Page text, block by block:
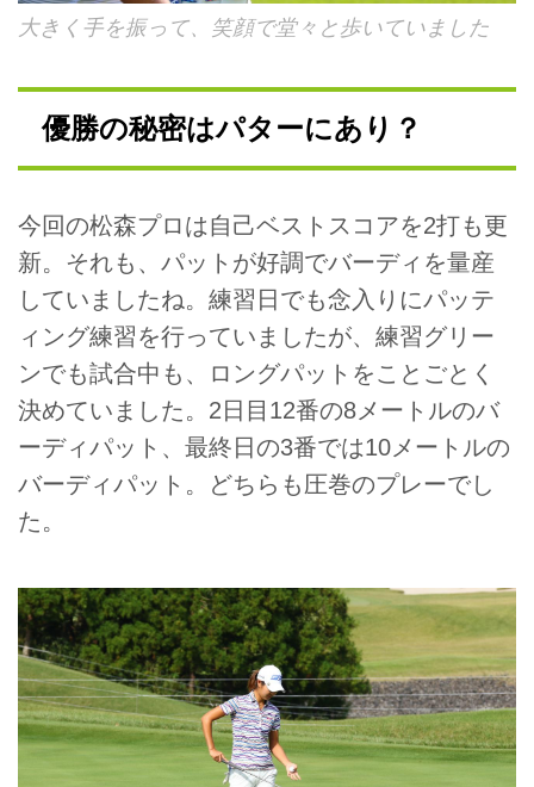
大きく手を振って、笑顔で堂々と歩いていました
優勝の秘密はパターにあり？
今回の松森プロは自己ベストスコアを2打も更
新。それも、パットが好調でバーディを量産
していましたね。練習日でも念入りにパッテ
ィング練習を行っていましたが、練習グリー
ンでも試合中も、ロングパットをことごとく
決めていました。2日目12番の8メートルのバ
ーディパット、最終日の3番では10メートルの
バーディパット。どちらも圧巻のプレーでし
た。